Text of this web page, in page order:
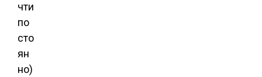
чти
по
сто
ян
но)